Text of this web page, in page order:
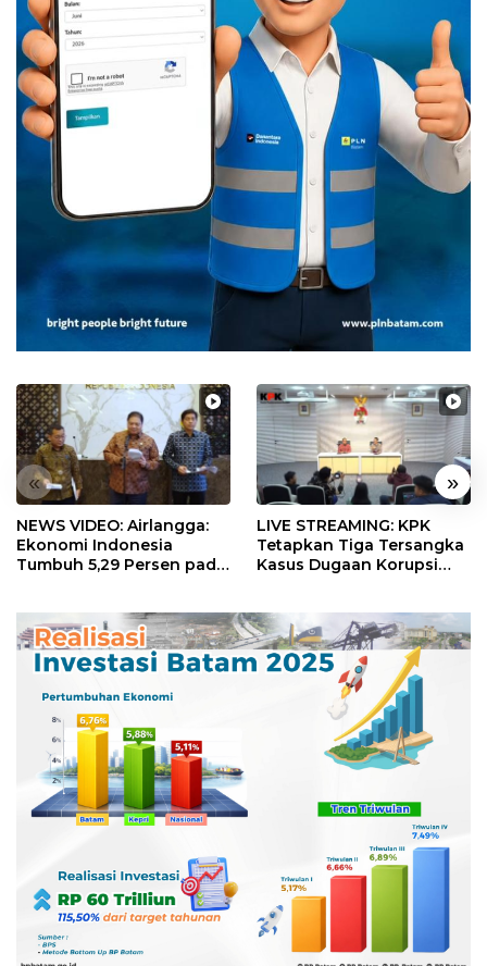
« »
NEWS VIDEO: Airlangga:
Ekonomi Indonesia
Tumbuh 5,29 Persen pada
LIVE STREAMING: KPK
Tetapkan Tiga Tersangka
Kasus Dugaan Korupsi